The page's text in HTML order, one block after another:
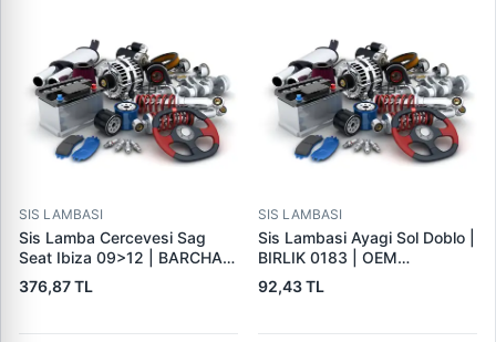
SIS LAMBASI
Sis Lamba Cercevesi Sag
Seat Ibiza 09>12 | BARCHA
6J0853666A | OEM
6J0853666A
376,87 TL
SIS LAMBASI
Sis Lambasi Ayagi Sol Doblo |
BIRLIK 0183 | OEM
40370744
92,43 TL